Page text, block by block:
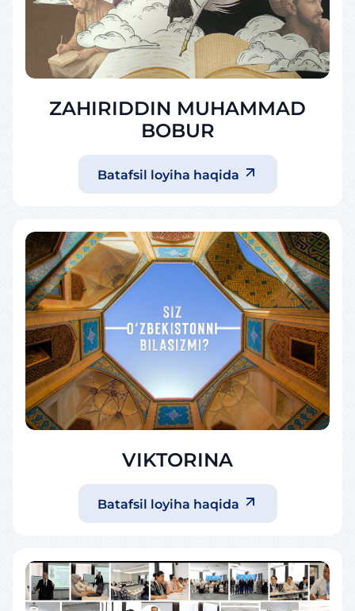
ZAHIRIDDIN MUHAMMAD
BOBUR
Batafsil loyiha haqida
VIKTORINA
Batafsil loyiha haqida